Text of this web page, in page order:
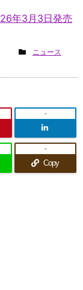
年3月3日発売
ニュース
-
Copy
-